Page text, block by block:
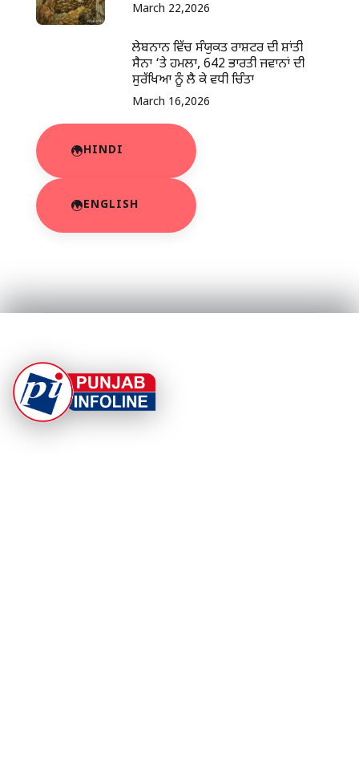
March 22,2026
ਲੇਬਨਾਨ ਵਿੱਚ ਸੰਯੁਕਤ ਰਾਸ਼ਟਰ ਦੀ ਸ਼ਾਂਤੀ
ਸੈਨਾ ‘ਤੇ ਹਮਲਾ, 642 ਭਾਰਤੀ ਜਵਾਨਾਂ ਦੀ
ਸੁਰੱਖਿਆ ਨੂੰ ਲੈ ਕੇ ਵਧੀ ਚਿੰਤਾ
March 16,2026
HINDI
ENGLISH